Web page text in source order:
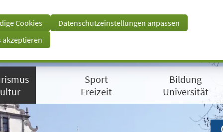
Cookies
Datenschutzeinstellungen anpassen
akzeptieren
Sport
Freizeit
Bildung
Universität